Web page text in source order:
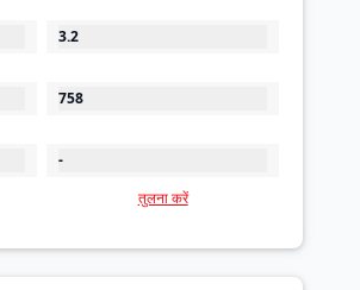
3.2
758
-
तुलना करें